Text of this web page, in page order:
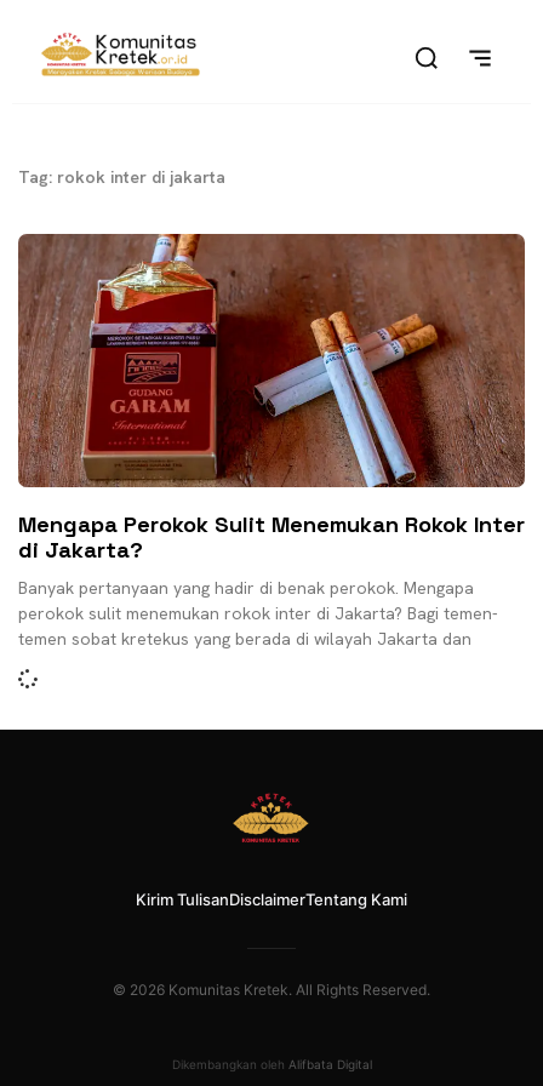
Tag: rokok inter di jakarta
Mengapa Perokok Sulit Menemukan Rokok Inter
di Jakarta?
Banyak pertanyaan yang hadir di benak perokok. Mengapa
perokok sulit menemukan rokok inter di Jakarta? Bagi temen-
temen sobat kretekus yang berada di wilayah Jakarta dan
Kirim TulisanDisclaimerTentang Kami
© 2026 Komunitas Kretek. All Rights Reserved.
Dikembangkan oleh Alifbata Digital